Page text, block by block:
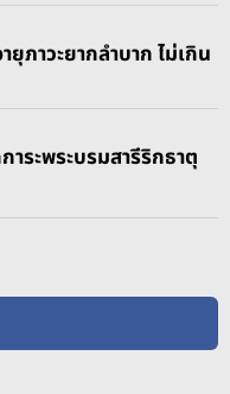
ภาวะยากลำบาก ไม่เกิน
าระพระบรมสารีริกธาตุ